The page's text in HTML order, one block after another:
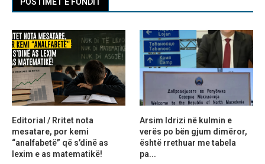
Editorial / Rritet nota
mesatare, por kemi
“analfabetë” që s’dinë as
lexim e as matematikë!
Arsim Idrizi në kulmin e
verës po bën gjum dimëror,
është rrethuar me tabela
pa...